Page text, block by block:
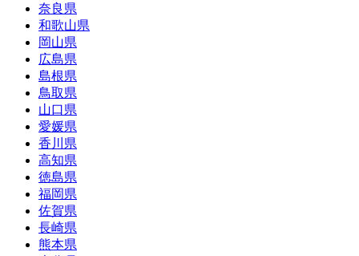
奈良県
和歌山県
岡山県
広島県
島根県
鳥取県
山口県
愛媛県
香川県
高知県
徳島県
福岡県
佐賀県
長崎県
熊本県